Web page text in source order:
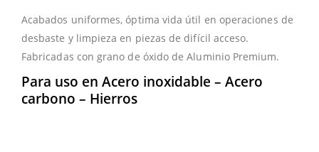
Acabados uniformes, óptima vida útil en operaciones de
desbaste y limpieza en piezas de difícil acceso.
Fabricadas con grano de óxido de Aluminio Premium.
Para uso en Acero inoxidable – Acero
carbono – Hierros